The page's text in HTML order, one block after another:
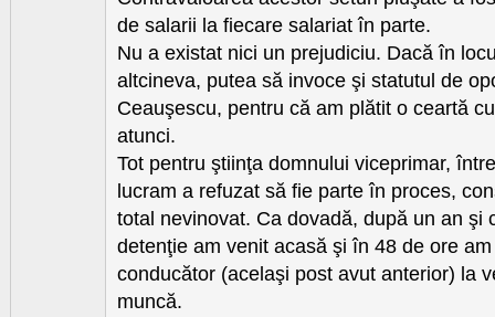
de salarii la fiecare salariat în parte.
Nu a existat nici un prejudiciu. Dacă în
altcineva, putea să invoce şi statutul de
Ceauşescu, pentru că am plătit o ceartă
atunci.
Tot pentru ştiinţa domnului viceprimar,
lucram a refuzat să fie parte în proces,
total nevinovat. Ca dovadă, după un an şi
detenţie am venit acasă şi în 48 de ore
conducător (acelaşi post avut anterior) la
muncă.